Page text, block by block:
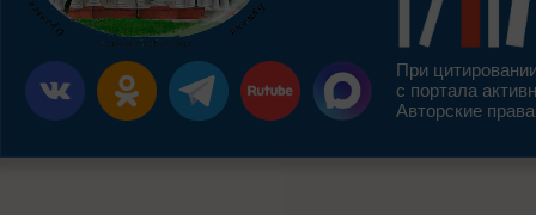
При
с портала
Авторские